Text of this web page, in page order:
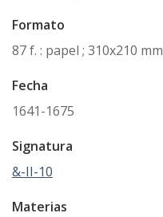
Formato
87 f. : papel ; 310x210 mm
Fecha
1641-1675
Signatura
&-II-10
Materias